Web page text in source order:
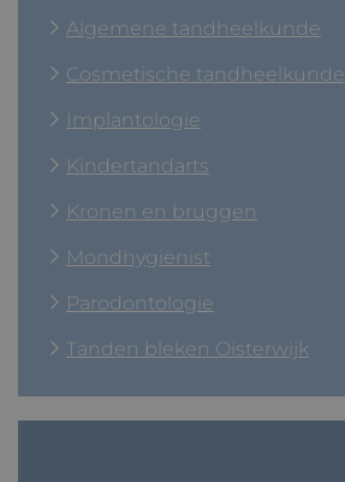
Algemene tandheelkunde
Cosmetische tandheelkunde
Implantologie
Kindertandarts
Kronen en bruggen
Mondhygiënist
Parodontologie
Tanden bleken Oisterwijk